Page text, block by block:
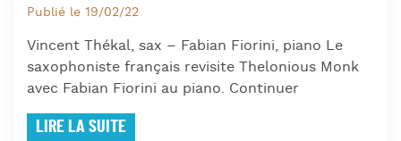
Publié le 19/02/22
Vincent Thékal, sax – Fabian Fiorini, piano Le
saxophoniste français revisite Thelonious Monk
avec Fabian Fiorini au piano. Continuer
LIRE LA SUITE